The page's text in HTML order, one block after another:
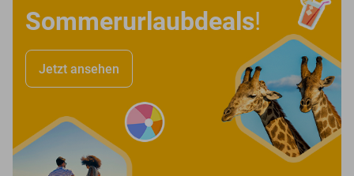
Sommerurlaubdeals!
Jetzt ansehen